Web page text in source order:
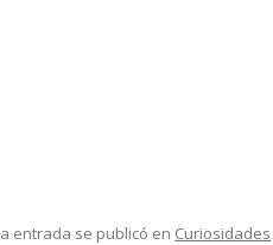
entrada se publicó en Curiosidades